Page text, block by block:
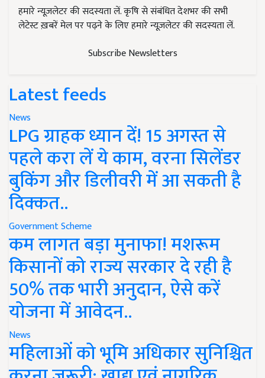
हमारे न्यूज़लेटर की सदस्यता लें. कृषि से संबंधित देशभर की सभी
लेटेस्ट ख़बरें मेल पर पढ़ने के लिए हमारे न्यूज़लेटर की सदस्यता लें.
Subscribe Newsletters
Latest feeds
News
LPG ग्राहक ध्यान दें! 15 अगस्त से
पहले करा लें ये काम, वरना सिलेंडर
बुकिंग और डिलीवरी में आ सकती है
दिक्कत..
Government Scheme
कम लागत बड़ा मुनाफा! मशरूम
किसानों को राज्य सरकार दे रही है
50% तक भारी अनुदान, ऐसे करें
योजना में आवेदन..
News
महिलाओं को भूमि अधिकार सुनिश्चित